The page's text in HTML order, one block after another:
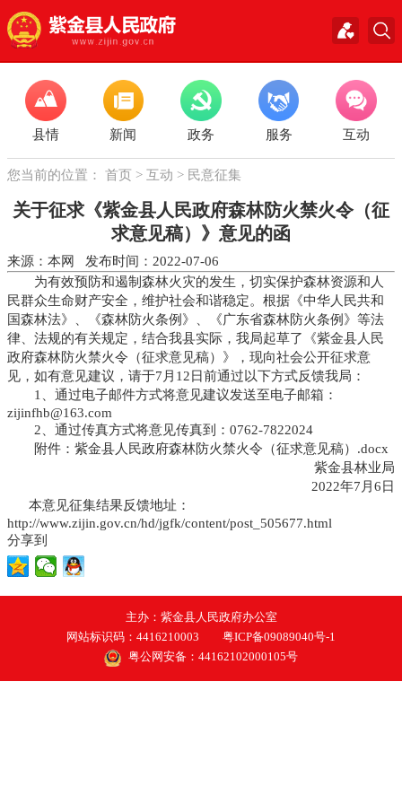
县情 新闻 政务 服务 互动
您当前的位置： 首页 > 互动 > 民意征集
关于征求《紫金县人民政府森林防火禁火令（征
求意见稿）》意见的函
来源：本网 发布时间：2022-07-06
为有效预防和遏制森林火灾的发生，切实保护森林资源和人
民群众生命财产安全，维护社会和谐稳定。根据《中华人民共和
国森林法》、《森林防火条例》、《广东省森林防火条例》等法
律、法规的有关规定，结合我县实际，我局起草了《紫金县人民
政府森林防火禁火令（征求意见稿）》，现向社会公开征求意
见，如有意见建议，请于7月12日前通过以下方式反馈我局：
1、通过电子邮件方式将意见建议发送至电子邮箱：
zijinfhb@163.com
2、通过传真方式将意见传真到：0762-7822024
附件： 紫金县人民政府森林防火禁火令（征求意见稿）.docx
紫金县林业局
2022年7月6日
本意见征集结果反馈地址：
http://www.zijin.gov.cn/hd/jgfk/content/post_505677.html
分享到
主办：紫金县人民政府办公室
网站标识码：4416210003
粤ICP备09089040号-1
粤公网安备：44162102000105号